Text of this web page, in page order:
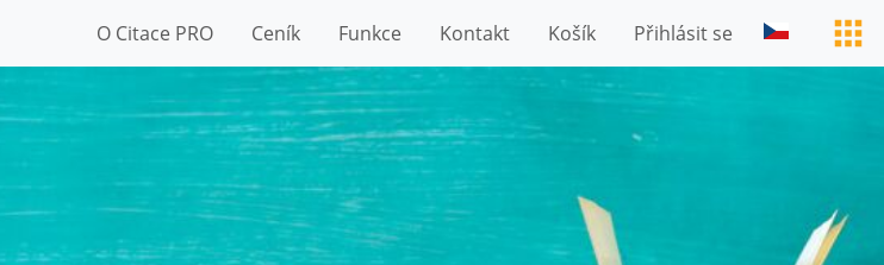
O Citace PRO Ceník Funkce Kontakt Košík Přihlásit se